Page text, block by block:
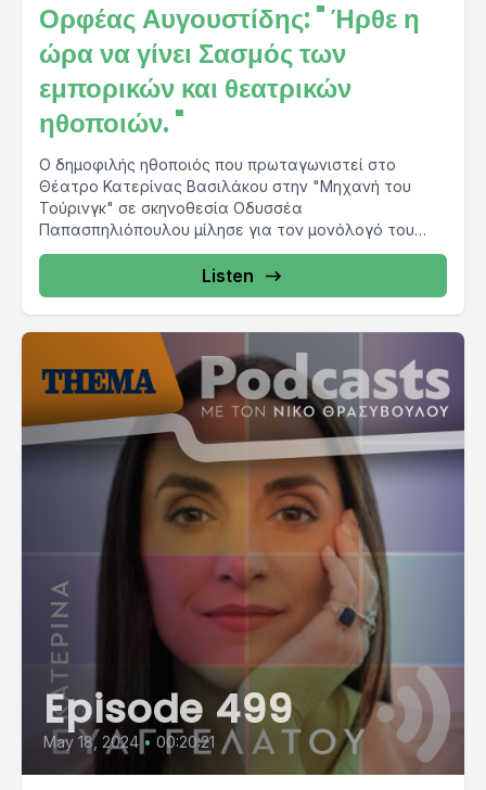
Ορφέας Αυγουστίδης: " Ήρθε η
ώρα να γίνει Σασμός των
εμπορικών και θεατρικών
ηθοποιών. "
Ο δημοφιλής ηθοποιός που πρωταγωνιστεί στο
Θέατρο Κατερίνας Βασιλάκου στην "Μηχανή του
Τούρινγκ" σε σκηνοθεσία Οδυσσέα
Παπασπηλιόπουλου μίλησε για τον μονόλογό του
στην παράσταση...
Listen
Episode 499
May 18, 2024 • 00:20:21